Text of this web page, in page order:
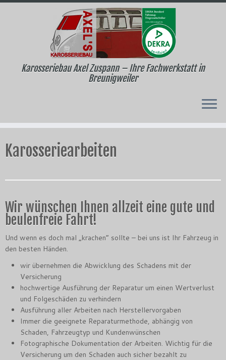
Inhalt
springen
Karosseriebau Axel Zuspann – Ihre Fachwerkstatt in
Breunigweiler
Karosseriearbeiten
Wir wünschen Ihnen allzeit eine gute und
beulenfreie Fahrt!
Und wenn es doch mal „krachen“ sollte – bei uns ist Ihr Fahrzeug in
den besten Händen.
wir übernehmen die Abwicklung des Schadens mit der
Versicherung
hochwertige Ausführung der Reparatur um einen Wertverlust
und Folgeschäden zu verhindern
Ausführung aller Arbeiten nach Herstellervorgaben
Immer die geeignete Reparaturmethode, abhängig von
Schaden, Fahrzeugtyp und Kundenwünschen
Fotographische Dokumentation der Arbeiten. Wichtig für die
Versicherung um den Schaden auch sicher bezahlt zu